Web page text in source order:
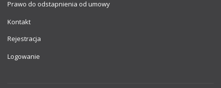
Prawo do odstapnienia od umowy
Kontakt
Rejestracja
Logowanie